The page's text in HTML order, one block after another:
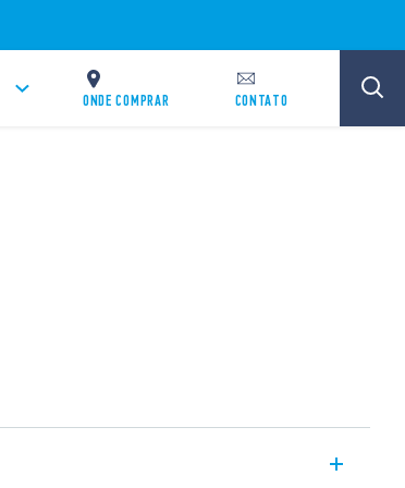
ONDE COMPRAR CONTATO